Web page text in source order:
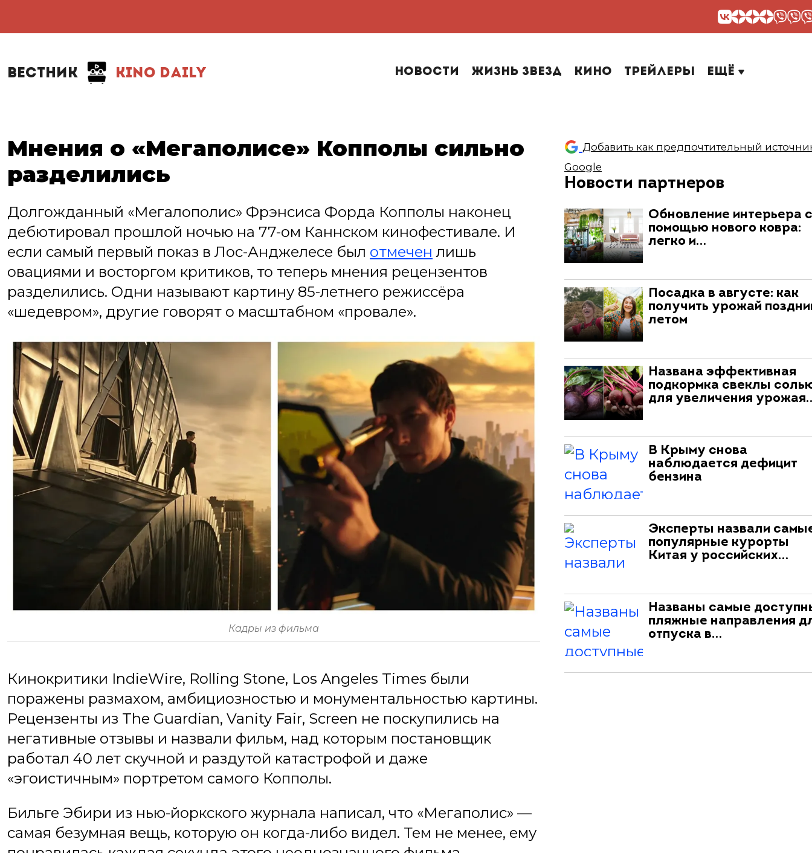
ВЕСТНИК KINO DAILY Новости Жизнь звезд Кино Трейлеры Ещё
Мнения о «Мегаполисе» Копполы сильно
разделились
Долгожданный «Мегалополис» Фрэнсиса Форда Копполы наконец
дебютировал прошлой ночью на 77-ом Каннском кинофестивале. И
если самый первый показ в Лос-Анджелесе был отмечен лишь
овациями и восторгом критиков, то теперь мнения рецензентов
разделились. Одни называют картину 85-летнего режиссёра
«шедевром», другие говорят о масштабном «провале».
Кадры из фильма
Кинокритики IndieWire, Rolling Stone, Los Angeles Times были
поражены размахом, амбициозностью и монументальностью картины.
Рецензенты из The Guardian, Vanity Fair, Screen не поскупились на
негативные отзывы и назвали фильм, над которым постановщик
работал 40 лет скучной и раздутой катастрофой и даже
«эгоистичным» портретом самого Копполы.
Бильге Эбири из нью-йоркского журнала написал, что «Мегаполис» —
самая безумная вещь, которую он когда-либо видел. Тем не менее, ему
Добавить как предпочтительный
Google
Новости партнеров
Обновление интерьера с
помощью нового ковра:
легко и…
Посадка в августе: как
получить урожай
летом
Названа эффективная
подкормка свеклы
для увеличения
В Крыму снова
наблюдается дефицит
бензина
Эксперты назвали
популярные курорты
Китая у российских…
Названы самые
пляжные направления
отпуска в…